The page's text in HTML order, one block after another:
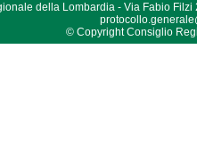
della Lombardia - Via Fabio Filzi
© Copyright Consiglio